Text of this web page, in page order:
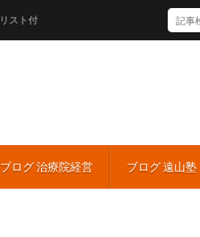
ブログ 治療院経営 ブログ 遠山塾